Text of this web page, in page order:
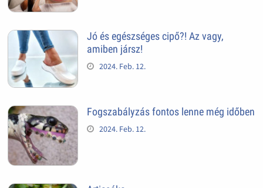
Jó és egészséges cipő?! Az vagy,
amiben jársz!
2024. Feb. 12.
Fogszabályzás fontos lenne még időben
2024. Feb. 12.